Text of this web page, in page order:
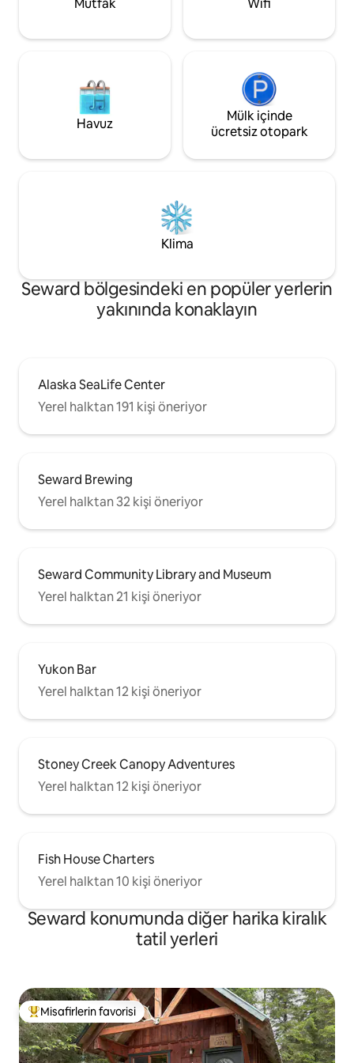
Mutfak Wifi
Havuz
Mülk içinde
ücretsiz otopark
Klima
Seward bölgesindeki en popüler yerlerin
yakınında konaklayın
Alaska SeaLife Center
Yerel halktan 191 kişi öneriyor
Seward Brewing
Yerel halktan 32 kişi öneriyor
Seward Community Library and Museum
Yerel halktan 21 kişi öneriyor
Yukon Bar
Yerel halktan 12 kişi öneriyor
Stoney Creek Canopy Adventures
Yerel halktan 12 kişi öneriyor
Fish House Charters
Yerel halktan 10 kişi öneriyor
Seward konumunda diğer harika kiralık
tatil yerleri
Misafirlerin favorilerinden en beğenilenler arasında
Misafirlerin favorisi